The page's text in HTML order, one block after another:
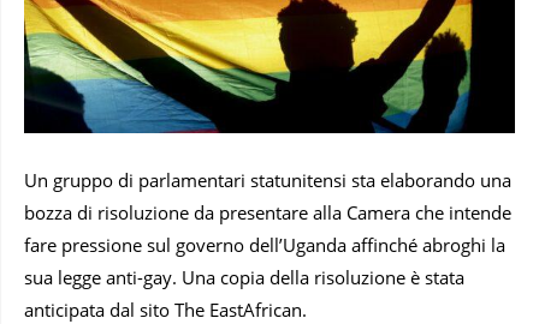
Un gruppo di parlamentari statunitensi sta elaborando una
bozza di risoluzione da presentare alla Camera che intende
fare pressione sul governo dell’Uganda affinché abroghi la
sua legge anti-gay. Una copia della risoluzione è stata
anticipata dal sito The EastAfrican.